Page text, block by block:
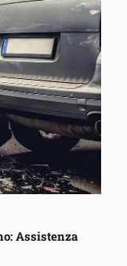
Assistenza